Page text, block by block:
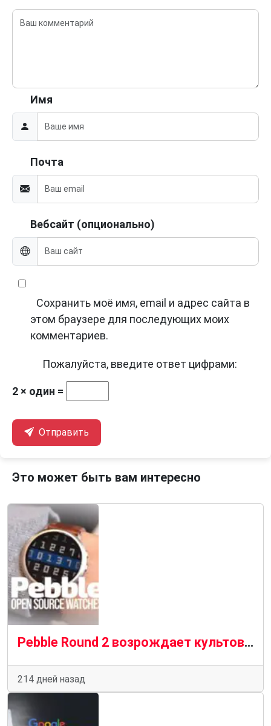
Имя
Почта
Вебсайт (опционально)
Сохранить моё имя, email и адрес сайта в
этом браузере для последующих моих
комментариев.
Пожалуйста, введите ответ цифрами:
2 × один =
Отправить
Это может быть вам интересно
Pebble Round 2 возрождает культовые смарт-часы с операционной системой PebbleOS с открытым исходным кодом
214 дней назад